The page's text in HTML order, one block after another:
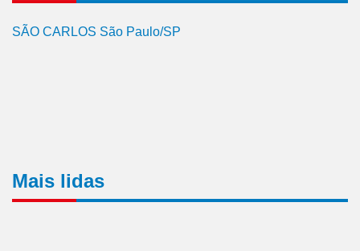
SÃO CARLOS São Paulo/SP
Mais lidas